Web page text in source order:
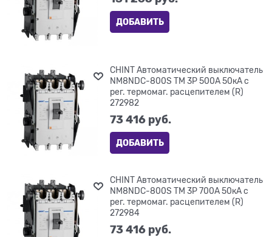
ДОБАВИТЬ
CHINT Автоматический выключатель
NM8NDC-800S TM 3P 500А 50кА с
рег. термомаг. расцепителем (R)
272982
73 416 руб.
ДОБАВИТЬ
CHINT Автоматический выключатель
NM8NDC-800S TM 3P 700А 50кА с
рег. термомаг. расцепителем (R)
272984
73 416 руб.